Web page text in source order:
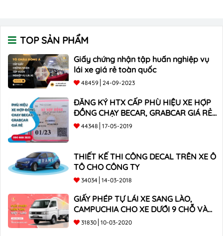
TOP SẢN PHẨM
Giấy chứng nhận tập huấn nghiệp vụ
lái xe giá rẻ toàn quốc
48459 24-09-2023
ĐĂNG KÝ HTX CẤP PHÙ HIỆU XE HỢP
ĐỒNG CHẠY BECAR, GRABCAR GIÁ RẺ
NHẤT
44348 17-05-2019
THIẾT KẾ THI CÔNG DECAL TRÊN XE Ô
TÔ CHO CÔNG TY
34034 14-03-2018
GIẤY PHÉP TỰ LÁI XE SANG LÀO,
CAMPUCHIA CHO XE DƯỚI 9 CHỖ VÀ
XE BÁN TẢI
31830 10-03-2020